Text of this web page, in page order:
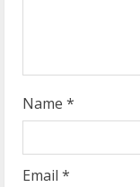
Name *
Email *